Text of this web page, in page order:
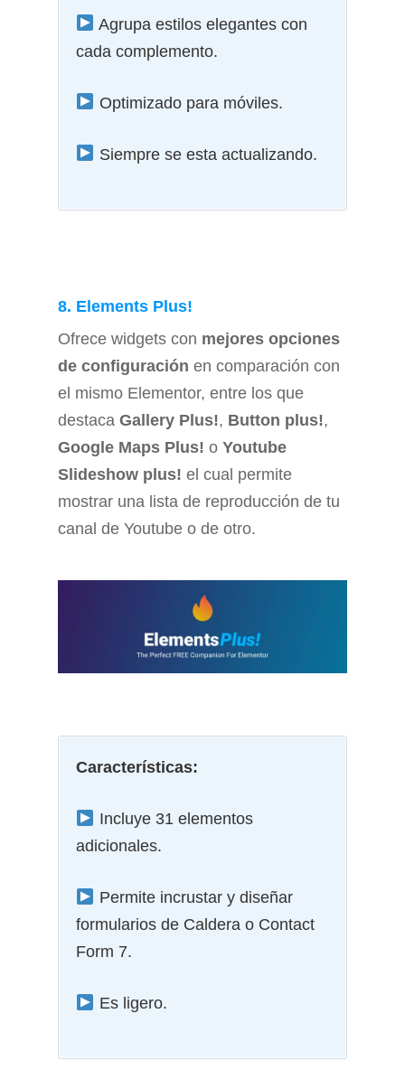
Agrupa estilos elegantes con
cada complemento.
Optimizado para móviles.
Siempre se esta actualizando.
8. Elements Plus!
Ofrece widgets con mejores opciones
de configuración en comparación con
el mismo Elementor, entre los que
destaca Gallery Plus!, Button plus!,
Google Maps Plus! o Youtube
Slideshow plus! el cual permite
mostrar una lista de reproducción de tu
canal de Youtube o de otro.
Características:
Incluye 31 elementos
adicionales.
Permite incrustar y diseñar
formularios de Caldera o Contact
Form 7.
Es ligero.